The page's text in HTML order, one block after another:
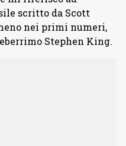
scritto da Scott
nei primi numeri,
Stephen King.